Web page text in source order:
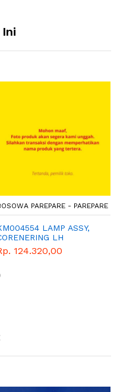
PAREPARE - PAREPARE
LAMP ASSY,
LH
124.320,00